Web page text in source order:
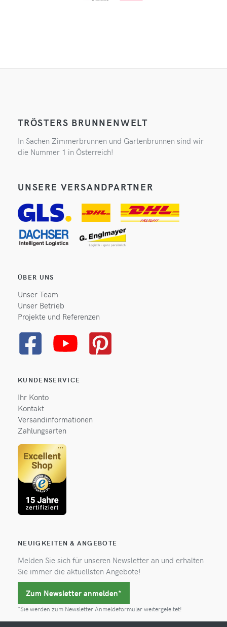
TRÖSTERS BRUNNENWELT
In Sachen Zimmerbrunnen und Gartenbrunnen sind wir
die Nummer 1 in Österreich!
UNSERE VERSANDPARTNER
ÜBER UNS
Unser Team
Unser Betrieb
Projekte und Referenzen
KUNDENSERVICE
Ihr Konto
Kontakt
Versandinformationen
Zahlungsarten
NEUIGKEITEN & ANGEBOTE
Melden Sie sich für unseren Newsletter an und erhalten
Sie immer die aktuellsten Angebote!
Zum Newsletter anmelden*
*Sie werden zum Newsletter Anmeldeformular weitergeleitet!